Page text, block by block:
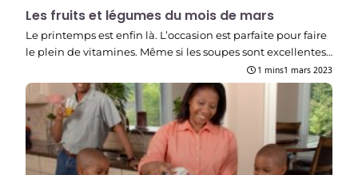
Les fruits et légumes du mois de mars
Le printemps est enfin là. L’occasion est parfaite pour faire
le plein de vitamines. Même si les soupes sont excellentes…
1 mins1 mars 2023